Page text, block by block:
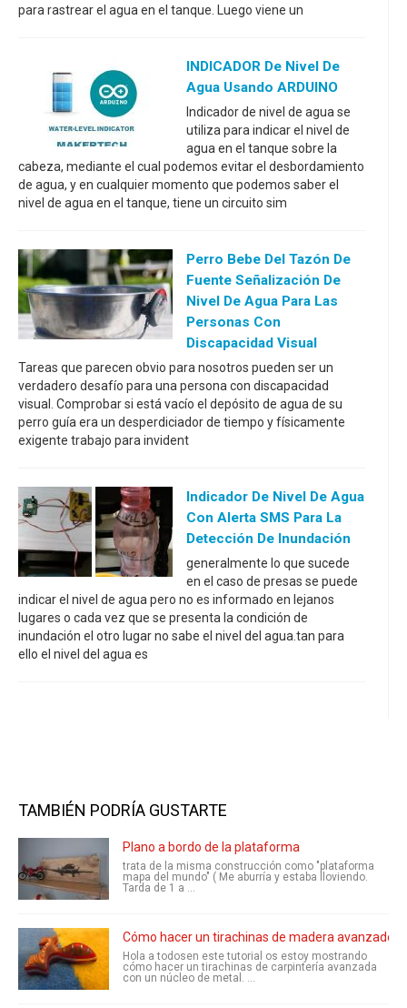
para rastrear el agua en el tanque. Luego viene un
INDICADOR De Nivel De
Agua Usando ARDUINO
Indicador de nivel de agua se
utiliza para indicar el nivel de
agua en el tanque sobre la
cabeza, mediante el cual podemos evitar el desbordamiento
de agua, y en cualquier momento que podemos saber el
nivel de agua en el tanque, tiene un circuito sim
Perro Bebe Del Tazón De
Fuente Señalización De
Nivel De Agua Para Las
Personas Con
Discapacidad Visual
Tareas que parecen obvio para nosotros pueden ser un
verdadero desafío para una persona con discapacidad
visual. Comprobar si está vacío el depósito de agua de su
perro guía era un desperdiciador de tiempo y físicamente
exigente trabajo para invident
Indicador De Nivel De Agua
Con Alerta SMS Para La
Detección De Inundación
generalmente lo que sucede
en el caso de presas se puede
indicar el nivel de agua pero no es informado en lejanos
lugares o cada vez que se presenta la condición de
inundación el otro lugar no sabe el nivel del agua.tan para
ello el nivel del agua es
TAMBIÉN PODRÍA GUSTARTE
Plano a bordo de la plataforma
trata de la misma construcción como "plataforma
mapa del mundo" ( Me aburría y estaba lloviendo.
Tarda de 1 a ...
Cómo hacer un tirachinas de madera avanzado
Hola a todosen este tutorial os estoy mostrando
cómo hacer un tirachinas de carpintería avanzada
con un núcleo de metal. ...